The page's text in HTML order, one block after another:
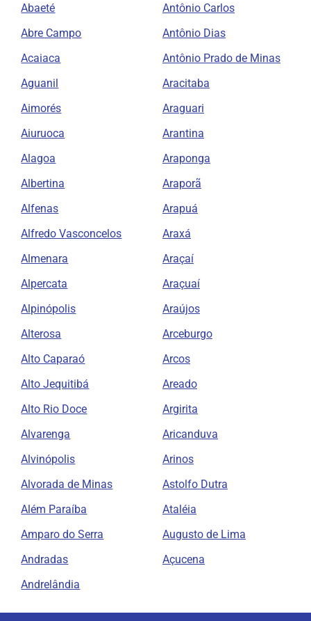
Abaeté
Abre Campo
Acaiaca
Aguanil
Aimorés
Aiuruoca
Alagoa
Albertina
Alfenas
Alfredo Vasconcelos
Almenara
Alpercata
Alpinópolis
Alterosa
Alto Caparaó
Alto Jequitibá
Alto Rio Doce
Alvarenga
Alvinópolis
Alvorada de Minas
Além Paraíba
Amparo do Serra
Andradas
Andrelândia
Antônio Carlos
Antônio Dias
Antônio Prado de Minas
Aracitaba
Araguari
Arantina
Araponga
Araporã
Arapuá
Araxá
Araçaí
Araçuaí
Araújos
Arceburgo
Arcos
Areado
Argirita
Aricanduva
Arinos
Astolfo Dutra
Ataléia
Augusto de Lima
Açucena